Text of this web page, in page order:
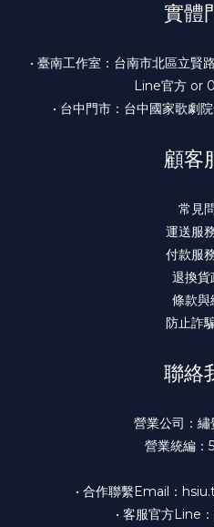
實體
• 臺南工作室：台南市北區立賢
Line官方 or
• 台中門市：台中國家歌劇
顧客
常見
運送服
付款服
退換貨
條款與
防止詐
聯絡
營業公司：繡
營業統編：
• 合作聯繫Email：
• 客服官方Line